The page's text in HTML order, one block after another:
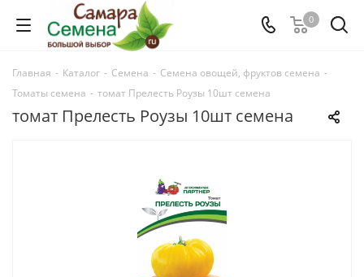
0
Главная - Каталог - Семена - Семена овощей, фруктов семена -
Томаты семена - томат Прелесть Роузы 10шт семена
томат Прелесть Роузы 10шт семена